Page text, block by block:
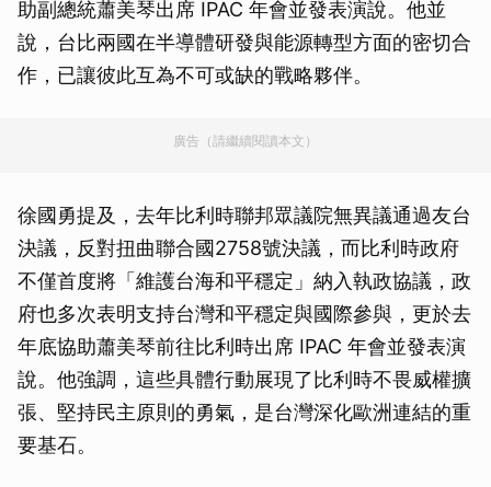
助副總統蕭美琴出席 IPAC 年會並發表演說。他並
說，台比兩國在半導體研發與能源轉型方面的密切合
作，已讓彼此互為不可或缺的戰略夥伴。
廣告（請繼續閱讀本文）
徐國勇提及，去年比利時聯邦眾議院無異議通過友台
決議，反對扭曲聯合國2758號決議，而比利時政府
不僅首度將「維護台海和平穩定」納入執政協議，政
府也多次表明支持台灣和平穩定與國際參與，更於去
年底協助蕭美琴前往比利時出席 IPAC 年會並發表演
說。他強調，這些具體行動展現了比利時不畏威權擴
張、堅持民主原則的勇氣，是台灣深化歐洲連結的重
要基石。